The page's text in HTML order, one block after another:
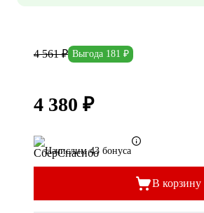
4 561 ₽ Выгода 181 ₽
4 380 ₽
Начислим 43 бонуса
В корзину